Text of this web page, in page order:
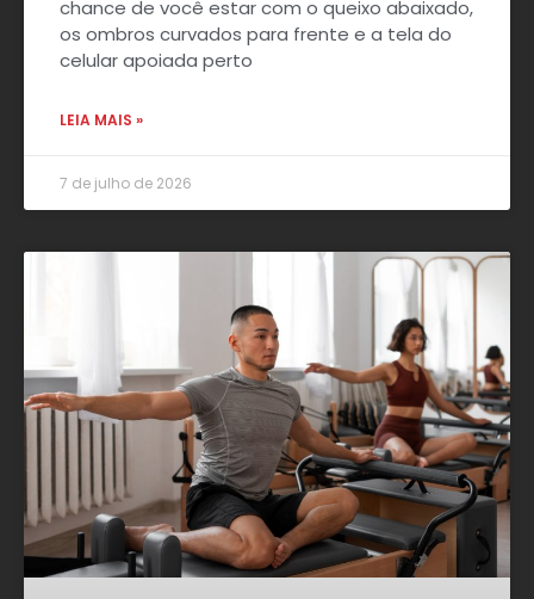
chance de você estar com o queixo abaixado,
os ombros curvados para frente e a tela do
celular apoiada perto
LEIA MAIS »
7 de julho de 2026